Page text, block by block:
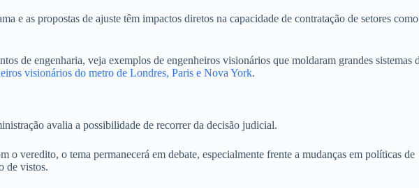
e as propostas de ajuste têm impactos diretos na capacidade de contratação de setores como
de engenharia, veja exemplos de engenheiros visionários que moldaram grandes sistemas
visionários do metro de Londres, Paris e Nova York.
avalia a possibilidade de recorrer da decisão judicial.
o veredito, o tema permanecerá em debate, especialmente frente a mudanças em políticas de
de vistos.